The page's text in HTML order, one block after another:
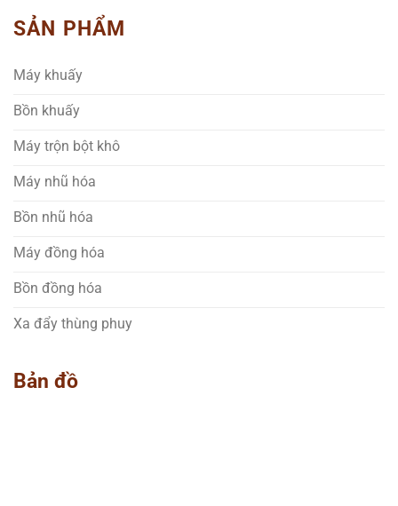
SẢN PHẨM
Máy khuấy
Bồn khuấy
Máy trộn bột khô
Máy nhũ hóa
Bồn nhũ hóa
Máy đồng hóa
Bồn đồng hóa
Xa đẩy thùng phuy
Bản đồ